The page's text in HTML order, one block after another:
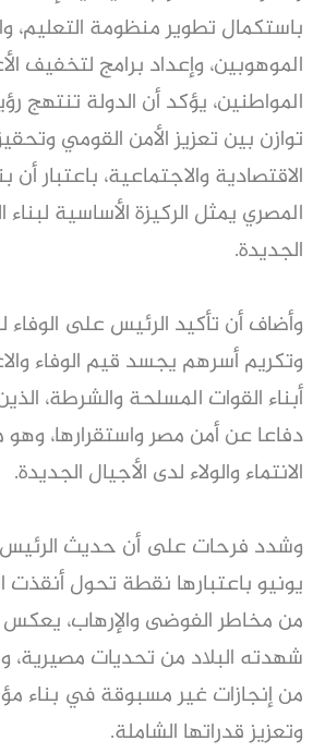
باستكمال تطوير منظومة التعليم،
الموهوبين، وإعداد برامج لتخفيف
المواطنين، يؤكد أن الدولة تنتهج
توازن بين تعزيز الأمن القومي
الاقتصادية والاجتماعية، باعتبار أن
المصري يمثل الركيزة الأساسية
الجديدة.
وأضاف أن تأكيد الرئيس على
وتكريم أسرهم يجسد قيم الوفاء
أبناء القوات المسلحة والشرطة،
دفاعا عن أمن مصر واستقرارها، وهو
الانتماء والولاء لدى الأجيال الجديدة.
يونيو باعتبارها نقطة تحول أنقذت
من مخاطر الفوضى والإرهاب،
شهدته البلاد من تحديات مصيرية،
من إنجازات غير مسبوقة في بناء
وتعزيز قدراتها الشاملة.